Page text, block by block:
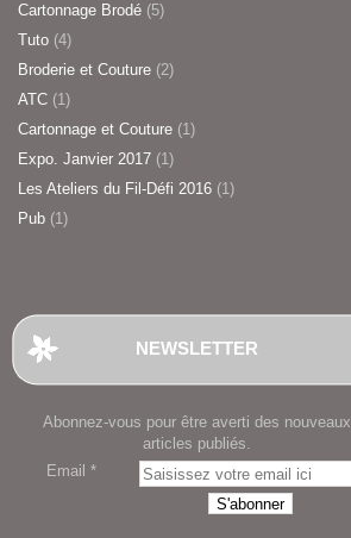
Cartonnage Brodé (5)
Tuto (4)
Broderie et Couture (2)
ATC (1)
Cartonnage et Couture (1)
Expo. Janvier 2017 (1)
Les Ateliers du Fil-Défi 2016 (1)
Pub (1)
NEWSLETTER
Abonnez-vous pour être averti des nouveaux
articles publiés.
Email